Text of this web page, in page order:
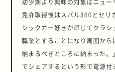
免許取得後はスバル360とセリ
シックカー好きが昂じてクラ
職業とすることになり周囲から
納まるべきところに納まった
でシェアするという形で電源